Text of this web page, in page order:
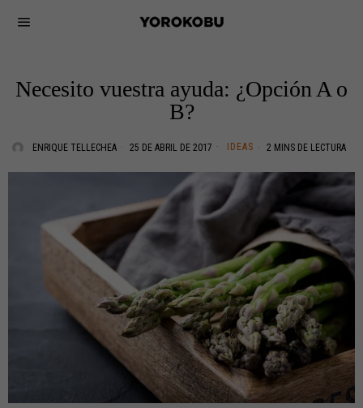
Necesito vuestra ayuda: ¿Opción A o
B?
ENRIQUE TELLECHEA 25 DE ABRIL DE 2017 IDEAS 2 MINS DE LECTURA